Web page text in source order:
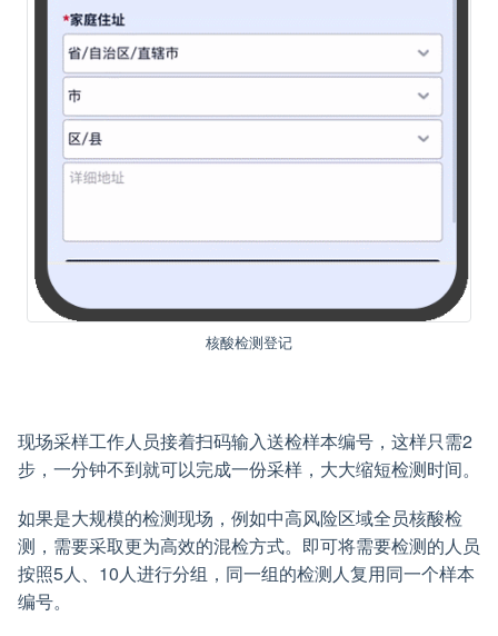
核酸检测登记
现场采样工作人员接着扫码输入送检样本编号，这样只需2
步，一分钟不到就可以完成一份采样，大大缩短检测时间。
如果是大规模的检测现场，例如中高风险区域全员核酸检
测，需要采取更为高效的混检方式。即可将需要检测的人员
按照5人、10人进行分组，同一组的检测人复用同一个样本
编号。